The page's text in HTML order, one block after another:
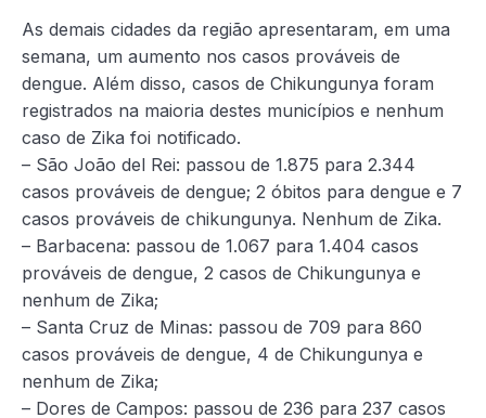
As demais cidades da região apresentaram, em uma
semana, um aumento nos casos prováveis de
dengue. Além disso, casos de Chikungunya foram
registrados na maioria destes municípios e nenhum
caso de Zika foi notificado.
– São João del Rei: passou de 1.875 para 2.344
casos prováveis de dengue; 2 óbitos para dengue e 7
casos prováveis de chikungunya. Nenhum de Zika.
– Barbacena: passou de 1.067 para 1.404 casos
prováveis de dengue, 2 casos de Chikungunya e
nenhum de Zika;
– Santa Cruz de Minas: passou de 709 para 860
casos prováveis de dengue, 4 de Chikungunya e
nenhum de Zika;
– Dores de Campos: passou de 236 para 237 casos